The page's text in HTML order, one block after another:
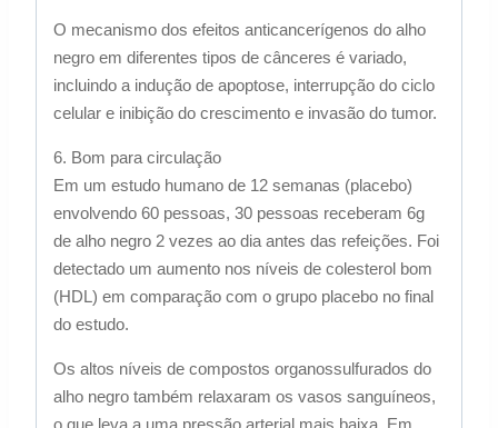
O mecanismo dos efeitos anticancerígenos do alho
negro em diferentes tipos de cânceres é variado,
incluindo a indução de apoptose, interrupção do ciclo
celular e inibição do crescimento e invasão do tumor.
6. Bom para circulação
Em um estudo humano de 12 semanas (placebo)
envolvendo 60 pessoas, 30 pessoas receberam 6g
de alho negro 2 vezes ao dia antes das refeições. Foi
detectado um aumento nos níveis de colesterol bom
(HDL) em comparação com o grupo placebo no final
do estudo.
Os altos níveis de compostos organossulfurados do
alho negro também relaxaram os vasos sanguíneos,
o que leva a uma pressão arterial mais baixa. Em